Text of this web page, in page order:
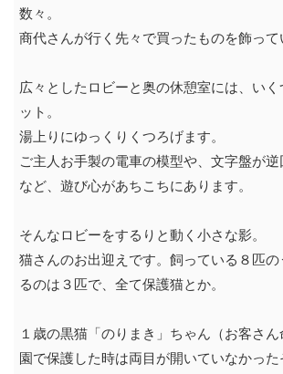
数々。
商代さんが行く先々で買ったものを飾って
広々としたロビーと奥の休憩室には、い
ット。
湯上りにゆっくりくつろげます。
ご主人お手製の電車の模型や、文字盤が
など、遊び心があちこちにあります。
そんなロビーをするりと動く小さな影。
猫さんのお出迎えです。飼っている８匹
るのは３匹で、全て保護猫とか。
１歳の黒猫「のりまき」ちゃん（お客さ
園で保護した時は両目が開いていなかっ